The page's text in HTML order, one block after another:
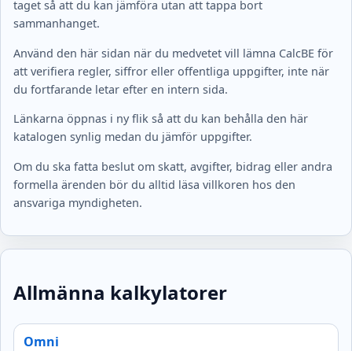
taget så att du kan jämföra utan att tappa bort
sammanhanget.
Använd den här sidan när du medvetet vill lämna CalcBE för
att verifiera regler, siffror eller offentliga uppgifter, inte när
du fortfarande letar efter en intern sida.
Länkarna öppnas i ny flik så att du kan behålla den här
katalogen synlig medan du jämför uppgifter.
Om du ska fatta beslut om skatt, avgifter, bidrag eller andra
formella ärenden bör du alltid läsa villkoren hos den
ansvariga myndigheten.
Allmänna kalkylatorer
Omni